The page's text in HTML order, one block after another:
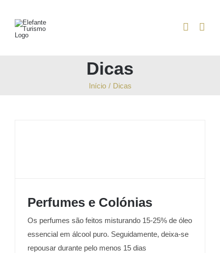
content
Dicas
Início / Dicas
Perfumes e Colónias
Perfumes e Colónias
Os perfumes são feitos misturando 15-25% de óleo
essencial em álcool puro. Seguidamente, deixa-se
repousar durante pelo menos 15 dias